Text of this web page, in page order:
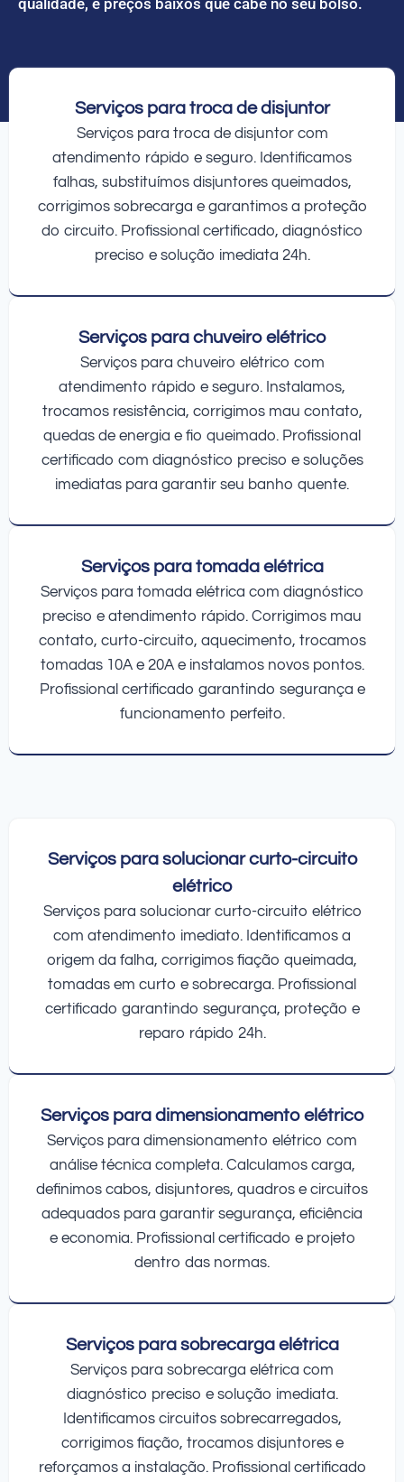
Serviços para troca de disjuntor
Serviços para troca de disjuntor com
atendimento rápido e seguro. Identificamos
falhas, substituímos disjuntores queimados,
corrigimos sobrecarga e garantimos a proteção
do circuito. Profissional certificado, diagnóstico
preciso e solução imediata 24h.
Serviços para chuveiro elétrico
Serviços para chuveiro elétrico com
atendimento rápido e seguro. Instalamos,
trocamos resistência, corrigimos mau contato,
quedas de energia e fio queimado. Profissional
certificado com diagnóstico preciso e soluções
imediatas para garantir seu banho quente.
Serviços para tomada elétrica
Serviços para tomada elétrica com diagnóstico
preciso e atendimento rápido. Corrigimos mau
contato, curto-circuito, aquecimento, trocamos
tomadas 10A e 20A e instalamos novos pontos.
Profissional certificado garantindo segurança e
funcionamento perfeito.
Serviços para solucionar curto-circuito
elétrico
Serviços para solucionar curto-circuito elétrico
com atendimento imediato. Identificamos a
origem da falha, corrigimos fiação queimada,
tomadas em curto e sobrecarga. Profissional
certificado garantindo segurança, proteção e
reparo rápido 24h.
Serviços para dimensionamento elétrico
Serviços para dimensionamento elétrico com
análise técnica completa. Calculamos carga,
definimos cabos, disjuntores, quadros e circuitos
adequados para garantir segurança, eficiência
e economia. Profissional certificado e projeto
dentro das normas.
Serviços para sobrecarga elétrica
Serviços para sobrecarga elétrica com
diagnóstico preciso e solução imediata.
Identificamos circuitos sobrecarregados,
corrigimos fiação, trocamos disjuntores e
reforçamos a instalação. Profissional certificado